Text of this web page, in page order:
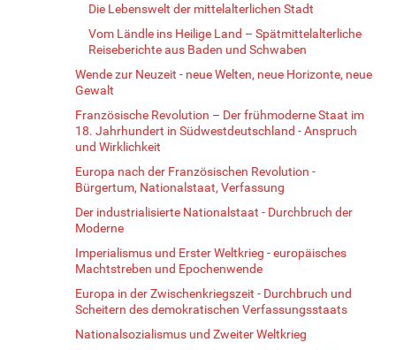
Die Lebenswelt der mittelalterlichen Stadt
Vom Ländle ins Heilige Land – Spätmittelalterliche
Reiseberichte aus Baden und Schwaben
Wende zur Neuzeit - neue Welten, neue Horizonte, neue
Gewalt
Französische Revolution – Der frühmoderne Staat im
18. Jahrhundert in Südwestdeutschland - Anspruch
und Wirklichkeit
Europa nach der Französischen Revolution -
Bürgertum, Nationalstaat, Verfassung
Der industrialisierte Nationalstaat - Durchbruch der
Moderne
Imperialismus und Erster Weltkrieg - europäisches
Machtstreben und Epochenwende
Europa in der Zwischenkriegszeit - Durchbruch und
Scheitern des demokratischen Verfassungsstaats
Nationalsozialismus und Zweiter Weltkrieg